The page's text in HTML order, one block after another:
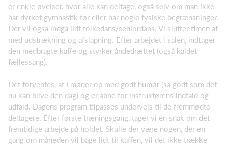
er enkle øvelser, hvor alle kan deltage, også selv om man ikke
har dyrket gymnastik før eller har nogle fysiske begrænsninger.
Der vil også indgå lidt folkedans/seniordans. Vi slutter timen af
med udstrækning og afslapning. Efter arbejdet i salen, indtager
den medbragte kaffe og styrker åndedrættet (også kaldet
fællessang).
Det forventes, at I møder op med godt humør (så godt som det
nu kan blive den dag) og er åbne for instruktørens indfald og
udfald. Dagens program tilpasses undervejs til de fremmødte
deltagere. Efter første træningsgang, tager vi en snak om det
fremtidige arbejde på holdet. Skulle der være nogen, der en
gang om måneden vil bage lidt til kaffen, vil det ikke trække